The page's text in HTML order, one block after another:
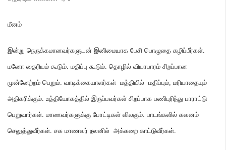
மீனம்
இன்று நெருக்கமானவர்களுடன் இனிமையாக பேசி பொழுதை கழிப்பீர்கள்.
மனோ தைரியம் கூடும். மதிப்பு கூடும். தொழில் வியாபாரம் சிறப்பான
முன்னேற்றம் பெறும். வாடிக்கையாளர்கள் மத்தியில் மதிப்பும், மரியாதையும்
அதிகரிக்கும். உத்தியோகத்தில் இருப்பவர்கள் சிறப்பாக பணிபுரிந்து பாராட்டு
பெறுவார்கள். மாணவர்களுக்கு போட்டிகள் விலகும். பாடங்களில் கவனம்
செலுத்துவீர்கள். சக மாணவர் நலனில் அக்கறை காட்டுவீர்கள்.